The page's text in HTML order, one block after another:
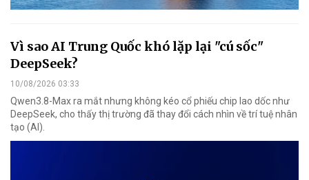
Vì sao AI Trung Quốc khó lặp lại "cú sốc"
DeepSeek?
10/08/2026 03:33
Qwen3.8-Max ra mắt nhưng không kéo cổ phiếu chip lao dốc như
DeepSeek, cho thấy thị trường đã thay đổi cách nhìn về trí tuệ nhân
tạo (AI).